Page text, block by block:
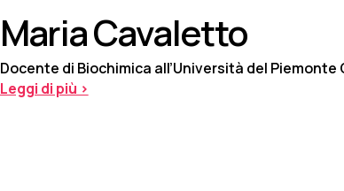
Maria Cavaletto
Docente di Biochimica all’Università del Piemonte
Leggi di più >